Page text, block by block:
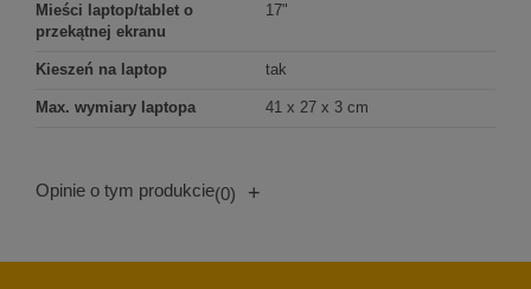
Mieści laptop/tablet o
przekątnej ekranu
17"
Kieszeń na laptop tak
Max. wymiary laptopa 41 x 27 x 3 cm
Opinie o tym produkcie(0) +